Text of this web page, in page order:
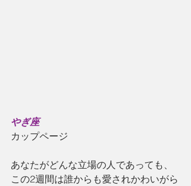
やぎ座
カップページ
あなたがどんな立場の人であっても、
この2週間は誰からも愛されかわいがら